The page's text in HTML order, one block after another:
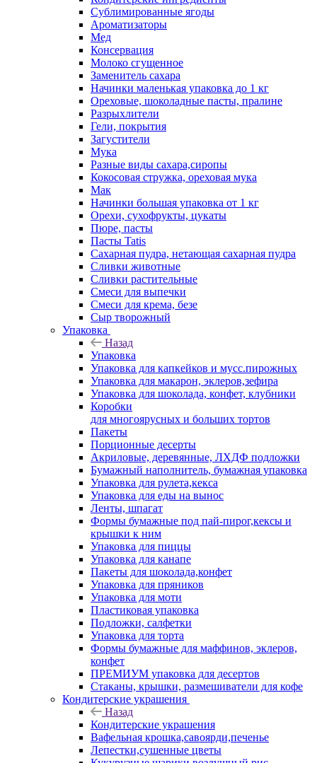
Сублимированные ягоды
Ароматизаторы
Мед
Консервация
Молоко сгущенное
Заменитель сахара
Начинки маленькая упаковка до 1 кг
Ореховые, шоколадные пасты, пралине
Разрыхлители
Гели, покрытия
Загустители
Мука
Разные виды сахара,сиропы
Кокосовая стружка, ореховая мука
Мак
Начинки большая упаковка от 1 кг
Орехи, сухофрукты, цукаты
Пюре, пасты
Пасты Tatis
Сахарная пудра, нетающая сахарная пудра
Сливки животные
Сливки растительные
Смеси для выпечки
Смеси для крема, безе
Сыр творожный
Упаковка
Назад
Упаковка
Упаковка для капкейков и мусс.пирожных
Упаковка для макарон, эклеров,зефира
Упаковка для шоколада, конфет, клубники
Коробки
для многоярусных и больших тортов
Пакеты
Порционные десерты
Акриловые, деревянные, ЛХДФ подложки
Бумажный наполнитель, бумажная упаковка
Упаковка для рулета,кекса
Упаковка для еды на вынос
Ленты, шпагат
Формы бумажные под пай-пирог,кексы и
крышки к ним
Упаковка для пиццы
Упаковка для канапе
Пакеты для шоколада,конфет
Упаковка для пряников
Упаковка для моти
Пластиковая упаковка
Подложки, салфетки
Упаковка для торта
Формы бумажные для маффинов, эклеров,
конфет
ПРЕМИУМ упаковка для десертов
Стаканы, крышки, размешиватели для кофе
Кондитерские украшения
Назад
Кондитерские украшения
Вафельная крошка,савоярди,печенье
Лепестки,сушенные цветы